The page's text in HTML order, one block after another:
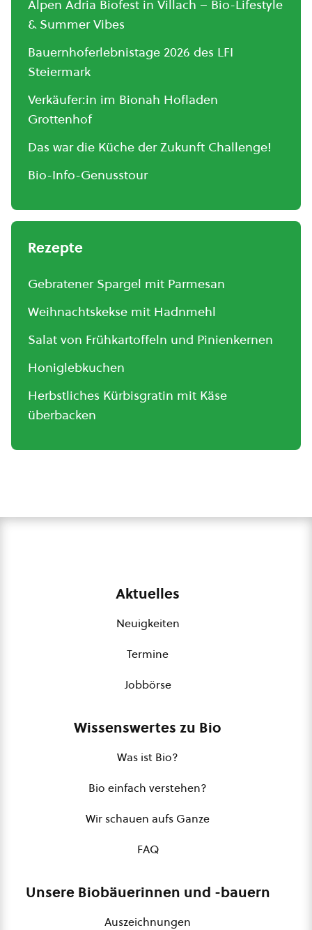
Alpen Adria Biofest in Villach – Bio-Lifestyle
& Summer Vibes
Bauernhoferlebnistage 2026 des LFI
Steiermark
Verkäufer:in im Bionah Hofladen
Grottenhof
Das war die Küche der Zukunft Challenge!
Bio-Info-Genusstour
Rezepte
Gebratener Spargel mit Parmesan
Weihnachtskekse mit Hadnmehl
Salat von Frühkartoffeln und Pinienkernen
Honiglebkuchen
Herbstliches Kürbisgratin mit Käse
überbacken
Aktuelles
Neuigkeiten
Termine
Jobbörse
Wissenswertes zu Bio
Was ist Bio?
Bio einfach verstehen?
Wir schauen aufs Ganze
FAQ
Unsere Biobäuerinnen und -bauern
Auszeichnungen